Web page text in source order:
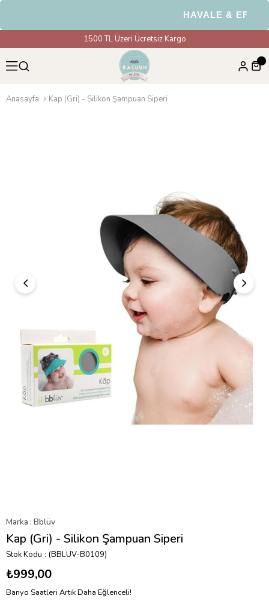
HAVALE & EFT
1500 TL Üzeri Ücretsiz Kargo
Anasayfa Kap (Gri) - Silikon Şampuan Siperi
Marka : Bblüv
Kap (Gri) - Silikon Şampuan Siperi
Stok Kodu (BBLUV-B0109)
₺999,00
Banyo Saatleri Artık Daha Eğlenceli!